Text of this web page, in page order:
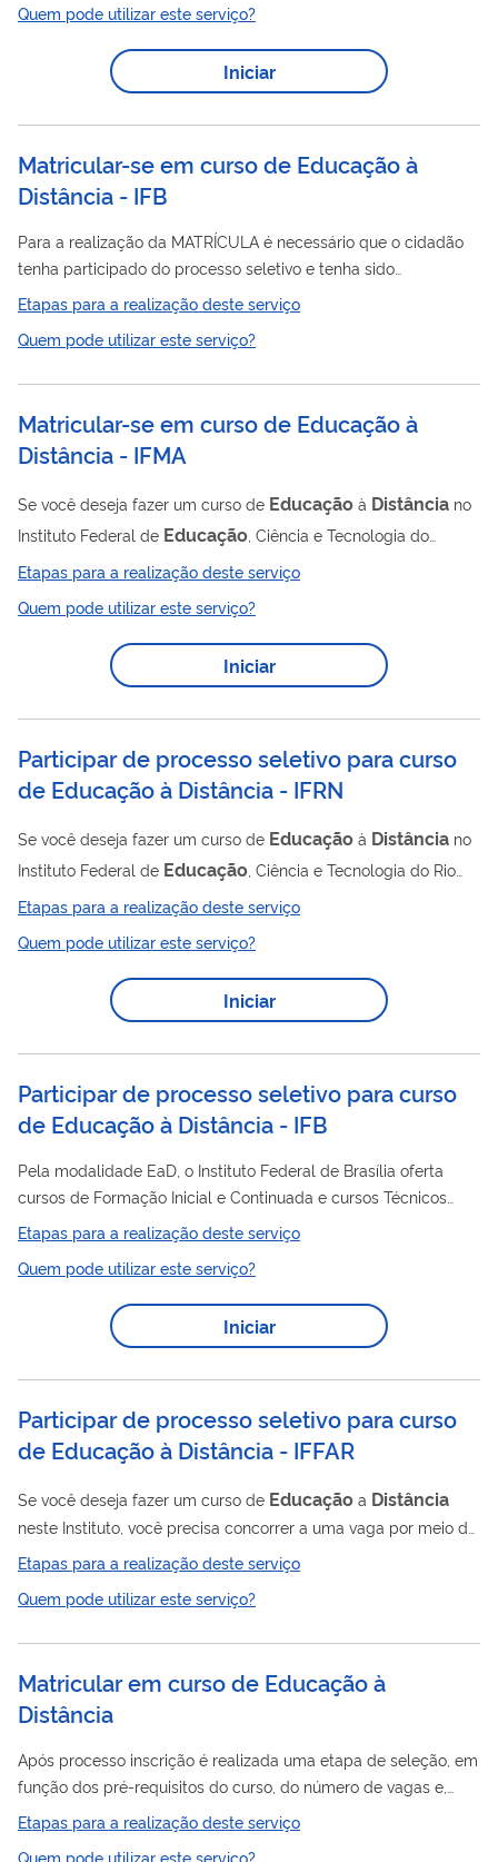
oferecidos pela UFV (Universidade Federal de
Viçosa), por meio da Cead, podem ser gratuitos ou pagos. Para
Quem pode utilizar este serviço?
Iniciar
Matricular-se em curso de Educação à
Distância - IFB
Para a realização da MATRÍCULA é necessário que o cidadão
tenha participado do processo seletivo e tenha sido
CONVOCADO para a efetivação de sua matrícula. O candidato
deve ficar bastante atento aos prazos dispostos nos editais de
convocação, pois apenas nos dias estabelecidos e definidos
número de vagas seja preenchido. Portanto, pode ocorrer uma
ou mais chamadas durante o...
Etapas para a realização deste serviço
Quem pode utilizar este serviço?
Matricular-se em curso de Educação à
Distância - IFMA
Se você deseja fazer um curso de Educação à Distância no
Instituto Federal de Educação , Ciência e Tecnologia do
Maranhão, você precisa, após aprovado em processo seletivo,
matricular-se no curso escolhido por meio deste serviço.
Etapas para a realização deste serviço
Quem pode utilizar este serviço?
Iniciar
Participar de processo seletivo para curso
de Educação à Distância - IFRN
Se você deseja fazer um curso de Educação à Distância no
Instituto Federal de Educação , Ciência e Tecnologia do Rio
Grande do Norte, você precisa concorrer a uma vaga por meio
deste serviço.
Etapas para a realização deste serviço
Quem pode utilizar este serviço?
Iniciar
Participar de processo seletivo para curso
de Educação à Distância - IFB
Pela modalidade EaD, o Instituto Federal de Brasília oferta
cursos de Formação Inicial e Continuada e cursos Técnicos
Subsequentes. As seleções são realizadas por meio de editais
e são neles que todo o processo para concorrer às vagas é
definido.
Etapas para a realização deste serviço
Quem pode utilizar este serviço?
Iniciar
Participar de processo seletivo para curso
de Educação à Distância - IFFAR
Se você deseja fazer um curso de Educação a Distância
neste Instituto, você precisa concorrer a uma vaga por meio de
processo seletivo.
Etapas para a realização deste serviço
Quem pode utilizar este serviço?
Matricular em curso de Educação à
Distância
Após processo inscrição é realizada uma etapa de seleção, em
função dos pré-requisitos do curso, do número de vagas e,
quando for o caso, análise documental, realizada pela equipe
do curso.
Etapas para a realização deste serviço
Quem pode utilizar este serviço?